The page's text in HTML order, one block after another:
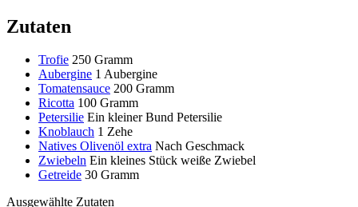
Zutaten
Trofie 250 Gramm
Aubergine 1 Aubergine
Tomatensauce 200 Gramm
Ricotta 100 Gramm
Petersilie Ein kleiner Bund Petersilie
Knoblauch 1 Zehe
Natives Olivenöl extra Nach Geschmack
Zwiebeln Ein kleines Stück weiße Zwiebel
Getreide 30 Gramm
Ausgewählte Zutaten